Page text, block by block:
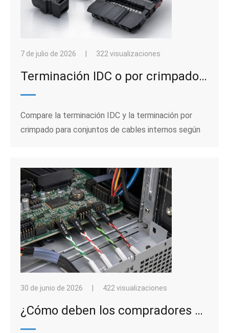
7 de julio de 2026 322 visualizaciones
Terminación IDC o por crimpado: Adaptación del método de ensamblaje del cable al volumen, tipo de cable y necesidades de servicio.
Compare la terminación IDC y la terminación por
crimpado para conjuntos de cables internos según
servicio.
30 de junio de 2026 422 visualizaciones
¿Cómo deben los compradores especificar un arnés de cableado personalizado para conjuntos de cables de interruptores y LED de PC?